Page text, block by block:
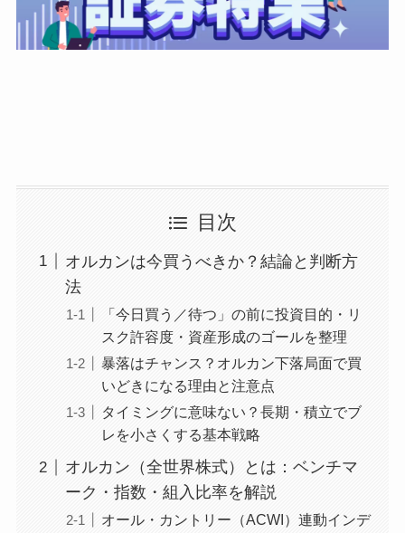
目次
オルカンは今買うべきか？結論と判断方
法
「今日買う／待つ」の前に投資目的・リ
スク許容度・資産形成のゴールを整理
暴落はチャンス？オルカン下落局面で買
いどきになる理由と注意点
タイミングに意味ない？長期・積立でブ
レを小さくする基本戦略
オルカン（全世界株式）とは：ベンチマ
ーク・指数・組入比率を解説
オール・カントリー（ACWI）連動インデ